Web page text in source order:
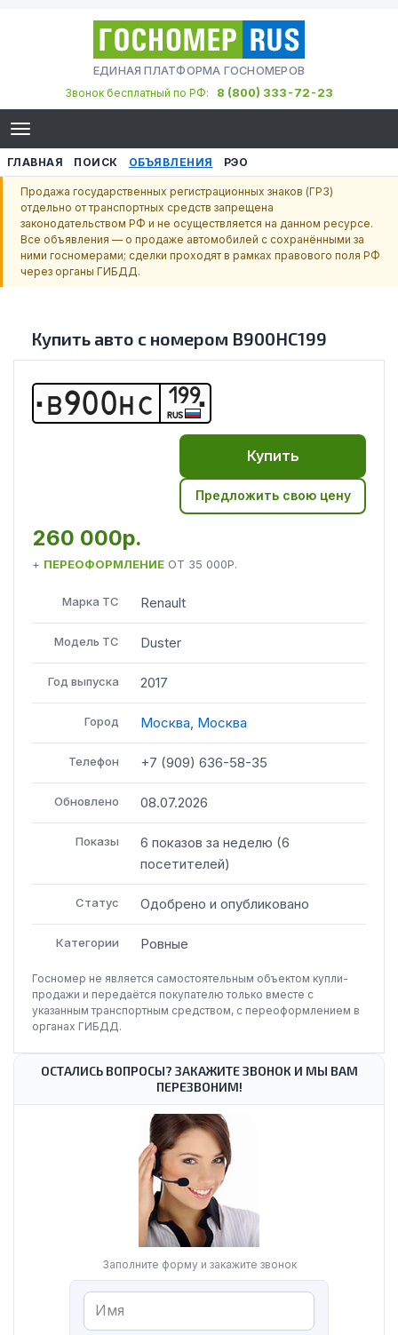
ЕДИНАЯ ПЛАТФОРМА ГОСНОМЕРОВ
Звонок бесплатный по РФ:
8 (800) 333-72-23
ГЛАВНАЯ ПОИСК ОБЪЯВЛЕНИЯ РЭО
Продажа государственных регистрационных знаков (ГРЗ)
отдельно от транспортных средств запрещена
законодательством РФ и не осуществляется на данном ресурсе.
Все объявления — о продаже автомобилей с сохранёнными за
ними госномерами; сделки проходят в рамках правового поля РФ
через органы ГИБДД.
Купить авто с номером В900НС199
В900Н С 199
RUS
Купить
Предложить свою цену
260 000р.
+ ПЕРЕОФОРМЛЕНИЕ ОТ 35 000Р.
Марка ТС Renault
Модель ТС Duster
Год выпуска 2017
Город Москва Москва
Телефон +7 (909) 636-58-35
Обновлено 08.07.2026
Показы 6 показов за неделю (6
посетителей)
Статус Одобрено и опубликовано
Категории Ровные
Госномер не является самостоятельным объектом купли-
продажи и передаётся покупателю только вместе с
указанным транспортным средством, с переоформлением в
органах ГИБДД.
ОСТАЛИСЬ ВОПРОСЫ? ЗАКАЖИТЕ ЗВОНОК И МЫ ВАМ
ПЕРЕЗВОНИМ!
Заполните форму и закажите звонок